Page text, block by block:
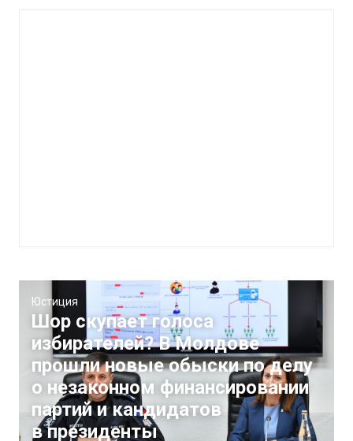
Юстиция
Шор скупает голоса
избирателей? В Молдове
прошли новые обыски по делу
о незаконном финансировании
партий и кандидатов
в президенты